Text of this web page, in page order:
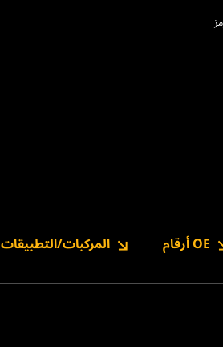
المركبات/التطبيقات أرقام OE